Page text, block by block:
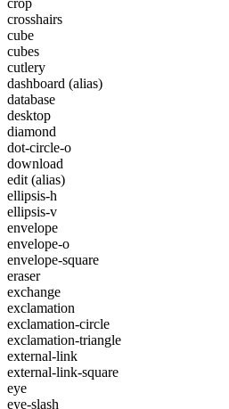
crop
crosshairs
cube
cubes
cutlery
dashboard (alias)
database
desktop
diamond
dot-circle-o
download
edit (alias)
ellipsis-h
ellipsis-v
envelope
envelope-o
envelope-square
eraser
exchange
exclamation
exclamation-circle
exclamation-triangle
external-link
external-link-square
eye
eye-slash